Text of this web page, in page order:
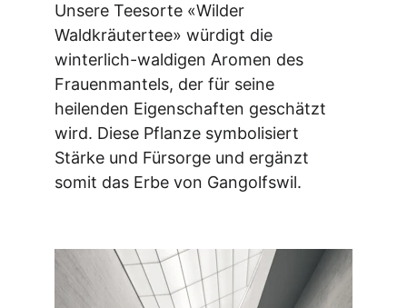
Unsere Teesorte «Wilder
Waldkräutertee» würdigt die
winterlich-waldigen Aromen des
Frauenmantels, der für seine
heilenden Eigenschaften geschätzt
wird. Diese Pflanze symbolisiert
Stärke und Fürsorge und ergänzt
somit das Erbe von Gangolfswil.